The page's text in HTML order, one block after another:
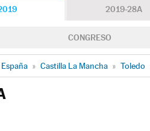
2019-28A
CONGRESO
» Castilla La Mancha » Toledo